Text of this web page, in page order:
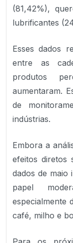
(81,42%),
lubrificantes
Esses dados
entre as
produtos
aumentaram.
de
indústrias.
Embora a
efeitos diretos
dados de maio
papel
especialmente
café, milho e